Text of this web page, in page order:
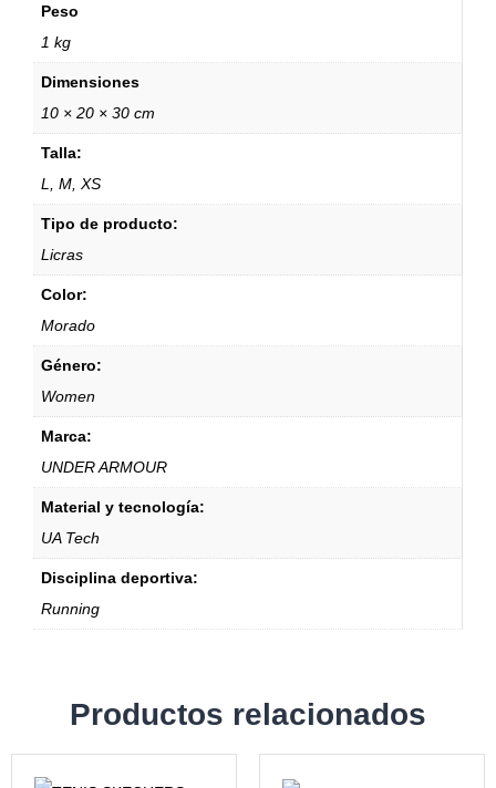
Peso
1 kg
Dimensiones
10 × 20 × 30 cm
Talla:
L, M, XS
Tipo de producto:
Licras
Color:
Morado
Género:
Women
Marca:
UNDER ARMOUR
Material y tecnología:
UA Tech
Disciplina deportiva:
Running
Productos relacionados